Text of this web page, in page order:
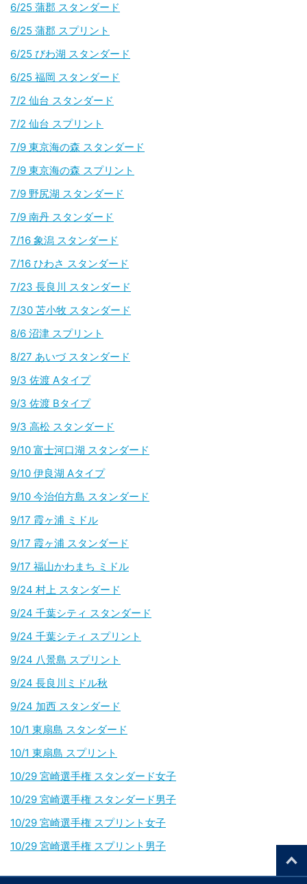
6/25 蒲郡 スタンダード
6/25 蒲郡 スプリント
6/25 びわ湖 スタンダード
6/25 福岡 スタンダード
7/2 仙台 スタンダード
7/2 仙台 スプリント
7/9 東京海の森 スタンダード
7/9 東京海の森 スプリント
7/9 野尻湖 スタンダード
7/9 南丹 スタンダード
7/16 象潟 スタンダード
7/16 ひわさ スタンダード
7/23 長良川 スタンダード
7/30 苫小牧 スタンダード
8/6 沼津 スプリント
8/27 あいづ スタンダード
9/3 佐渡 Aタイプ
9/3 佐渡 Bタイプ
9/3 高松 スタンダード
9/10 富士河口湖 スタンダード
9/10 伊良湖 Aタイプ
9/10 今治伯方島 スタンダード
9/17 霞ヶ浦 ミドル
9/17 霞ヶ浦 スタンダード
9/17 福山かわまち ミドル
9/24 村上 スタンダード
9/24 千葉シティ スタンダード
9/24 千葉シティ スプリント
9/24 八景島 スプリント
9/24 長良川ミドル秋
9/24 加西 スタンダード
10/1 東扇島 スタンダード
10/1 東扇島 スプリント
10/29 宮崎選手権 スタンダード女子
10/29 宮崎選手権 スタンダード男子
10/29 宮崎選手権 スプリント女子
10/29 宮崎選手権 スプリント男子